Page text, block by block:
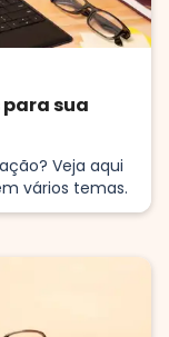
sua
Veja aqui
vários temas.